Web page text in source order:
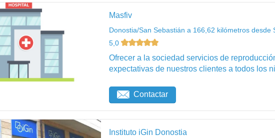
Masfiv
Donostia/San Sebastián a 166,62 kilómetros
5,0
Ofrecer a la sociedad servicios de
expectativas de nuestros clientes a todos los
Contactar
Instituto iGin Donostia